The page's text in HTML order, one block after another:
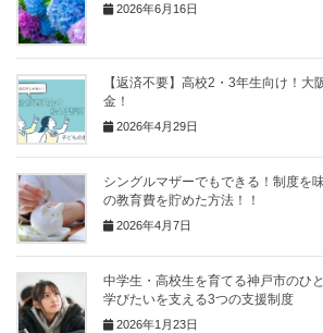
2026年6月16日
【返済不要】高校2・3年生向け！大
金！
2026年4月29日
シングルマザーでもできる！制度を
の教育費を貯めた方法！！
2026年4月7日
中学生・高校生を育てる神戸市のひ
学びたいを支える3つの支援制度
2026年1月23日